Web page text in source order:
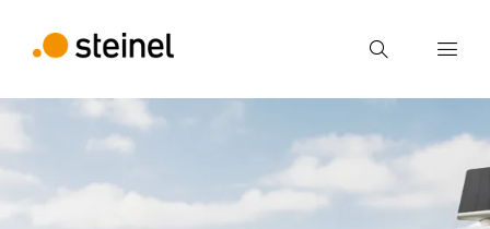
Recherche
Entrer critère de recherche